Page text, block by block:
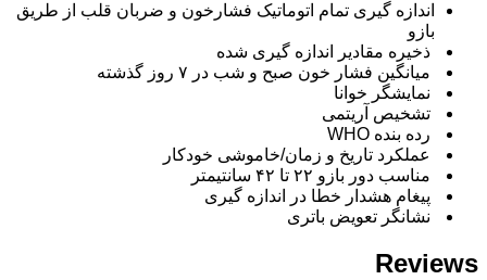
اندازه گیری تمام اتوماتیک فشارخون و ضربان قلب از طریق
بازو
ذخیره مقادیر اندازه گیری شده
میانگین فشار خون صبح و شب در ۷ روز گذشته
نمایشگر خوانا
تشخیص آریتمی
رده بنده WHO
عملکرد تاریخ و زمان/خاموشی خودکار
مناسب دور بازو ۲۲ تا ۴۲ سانتیمتر
پیغام هشدار خطا در اندازه گیری
نشانگر تعویض باتری
Reviews